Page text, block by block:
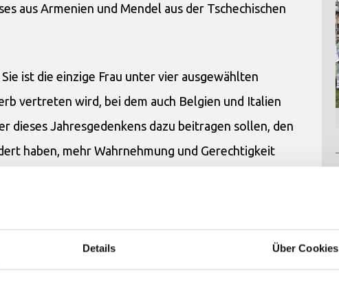
Details Über Cookies
aus Armenien und Mendel aus der Tschechischen
ist die einzige Frau unter vier ausgewählten
vertreten wird, bei dem auch Belgien und Italien
dieses Jahresgedenkens dazu beitragen sollen, den
haben, mehr Wahrnehmung und Gerechtigkeit
der nach Lourdes besuchteste Wallfahrtsort in
in den Religionen bei ihrem Kampf gegen Armut